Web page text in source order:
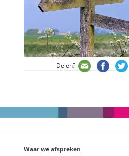
Delen?
Waar we afspreken